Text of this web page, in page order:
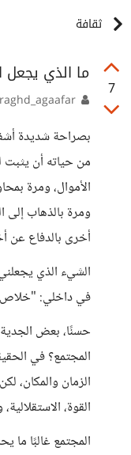
ثقافة
7
ما الذي يجعل
بصراحة شديدة
من حياته أن يثبت
الأموال، ومرة
ومرة بالذهاب إلى
أخرى بالدفاع عن
الشيء الذي
في داخلي: "خلاص
حسنًا، بعض
المجتمع؟ في
الزمان والمكان،
القوة،
المجتمع غالبًا ما